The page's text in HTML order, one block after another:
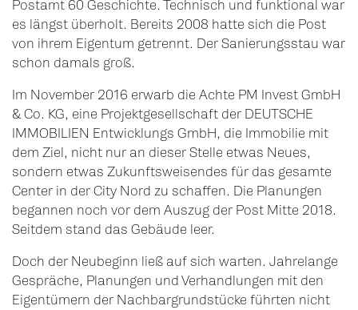
Postamt 60 Geschichte. Technisch und funktional war
es längst überholt. Bereits 2008 hatte sich die Post
von ihrem Eigentum getrennt. Der Sanierungsstau war
schon damals groß.
Im November 2016 erwarb die Achte PM Invest GmbH
& Co. KG, eine Projektgesellschaft der DEUTSCHE
IMMOBILIEN Entwicklungs GmbH, die Immobilie mit
dem Ziel, nicht nur an dieser Stelle etwas Neues,
sondern etwas Zukunftsweisendes für das gesamte
Center in der City Nord zu schaffen. Die Planungen
begannen noch vor dem Auszug der Post Mitte 2018.
Seitdem stand das Gebäude leer.
Doch der Neubeginn ließ auf sich warten. Jahrelange
Gespräche, Planungen und Verhandlungen mit den
Eigentümern der Nachbargrundstücke führten nicht